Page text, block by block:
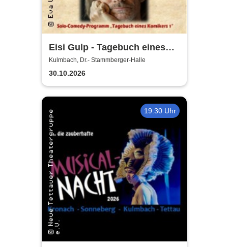
Eisi Gulp - Tagebuch eines
Komikers 1
Kulmbach, Dr.- Stammberger-Halle
30.10.2026
19:30 Uhr